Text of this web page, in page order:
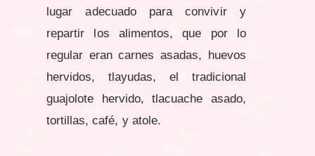
lugar adecuado para convivir y
repartir los alimentos, que por lo
regular eran carnes asadas, huevos
hervidos, tlayudas, el tradicional
guajolote hervido, tlacuache asado,
tortillas, café, y atole.